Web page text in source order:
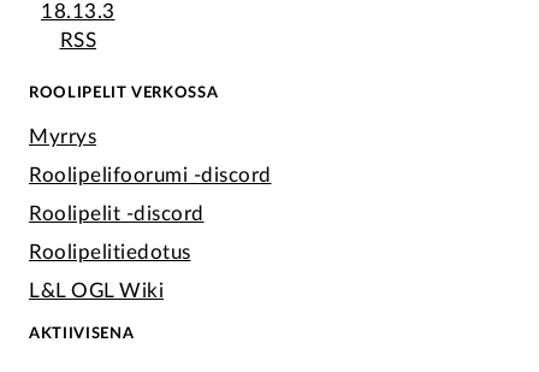
18.13.3
RSS
ROOLIPELIT VERKOSSA
Myrrys
Roolipelifoorumi -discord
Roolipelit -discord
Roolipelitiedotus
L&L OGL Wiki
AKTIIVISENA